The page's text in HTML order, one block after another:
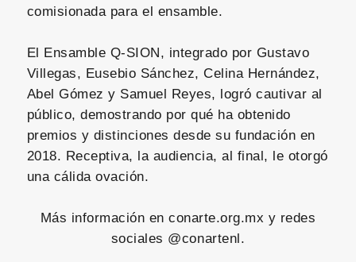
comisionada para el ensamble.
El Ensamble Q-SION, integrado por Gustavo
Villegas, Eusebio Sánchez, Celina Hernández,
Abel Gómez y Samuel Reyes, logró cautivar al
público, demostrando por qué ha obtenido
premios y distinciones desde su fundación en
2018. Receptiva, la audiencia, al final, le otorgó
una cálida ovación.
Más información en conarte.org.mx y redes
sociales @conartenl.